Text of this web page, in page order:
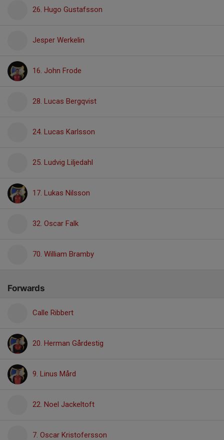
26. Hugo Gustafsson
Jesper Werkelin
16. John Frode
28. Lucas Bergqvist
24. Lucas Karlsson
25. Ludvig Liljedahl
17. Lukas Nilsson
32. Oscar Falk
70. William Bramby
Forwards
Calle Ribbert
20. Herman Gårdestig
9. Linus Mård
22. Noel Jackeltoft
7. Oscar Kristofersson